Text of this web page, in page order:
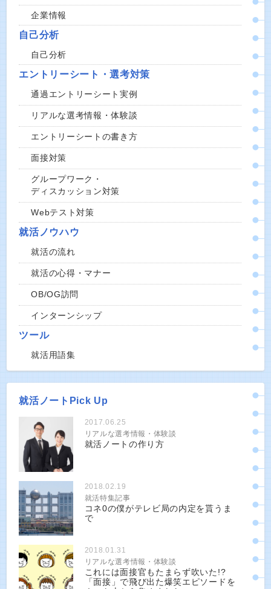
企業情報
自己分析
自己分析
エントリーシート・選考対策
通過エントリーシート実例
リアルな選考情報・体験談
エントリーシートの書き方
面接対策
グループワーク・
ディスカッション対策
Webテスト対策
就活ノウハウ
就活の流れ
就活の心得・マナー
OB/OG訪問
インターンシップ
ツール
就活用語集
就活ノートPick Up
2017.06.25
リアルな選考情報・体験談
就活ノートの作り方
2018.02.19
就活特集記事
コネ0の僕がテレビ局の内定を貰うま
で
2018.01.31
リアルな選考情報・体験談
これには面接官もたまらず吹いた!?
「面接」で飛び出た爆笑エピソードを